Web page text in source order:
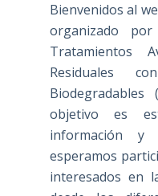
Bienvenidos al
organizado
Tratamientos
Residuales
Biodegradables
objetivo es
información
esperamos
interesados en